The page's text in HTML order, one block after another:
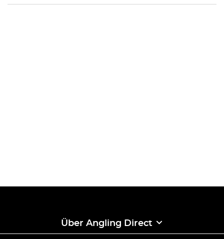
Über Angling Direct